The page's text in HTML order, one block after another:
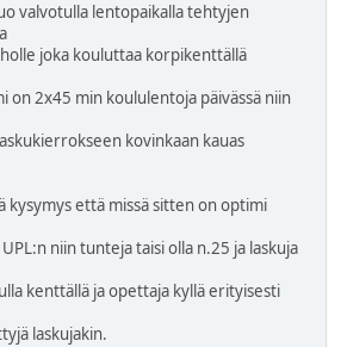
valvotulla lentopaikalla tehtyjen
joka kouluttaa korpikenttällä
on 2x45 min koululentoja päivässä niin
kovinkaan kauas
kysymys että missä sitten on optimi
niin tunteja taisi olla n.25 ja laskuja
kenttällä ja opettaja kyllä erityisesti
laskujakin.